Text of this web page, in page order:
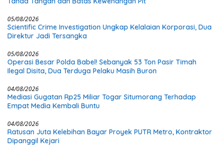
05/08/2026
Scientific Crime Investigation Ungkap Kelalaian Korporasi, Dua
Direktur Jadi Tersangka
05/08/2026
Operasi Besar Polda Babel! Sebanyak 53 Ton Pasir Timah
Ilegal Disita, Dua Terduga Pelaku Masih Buron
04/08/2026
Mediasi Gugatan Rp25 Miliar Togar Situmorang Terhadap
Empat Media Kembali Buntu
04/08/2026
Ratusan Juta Kelebihan Bayar Proyek PUTR Metro, Kontraktor
Dipanggil Kejari